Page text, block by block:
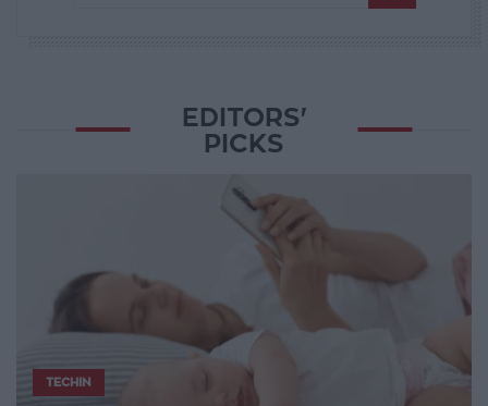
EDITORS'
PICKS
TECHIN